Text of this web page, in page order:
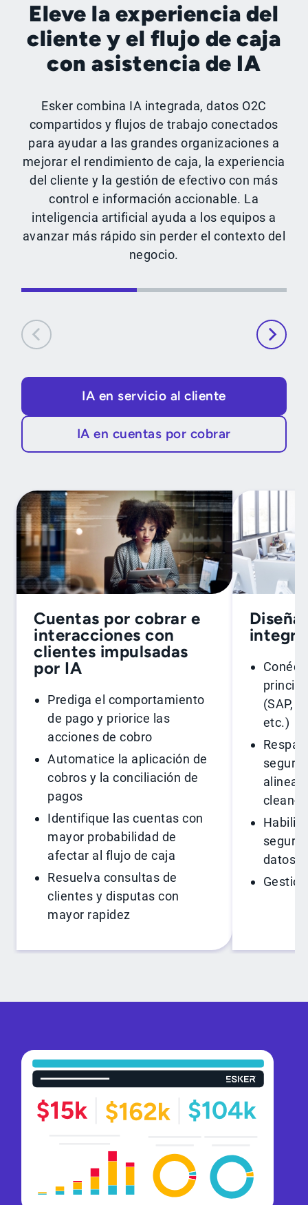
Eleve la experiencia del
cliente y el flujo de caja
con asistencia de IA
Esker combina IA integrada, datos O2C
compartidos y flujos de trabajo conectados
para ayudar a las grandes organizaciones a
mejorar el rendimiento de caja, la experiencia
del cliente y la gestión de efectivo con más
control e información accionable. La
inteligencia artificial ayuda a los equipos a
avanzar más rápido sin perder el contexto del
negocio.
IA en servicio al cliente
IA en cuentas por cobrar
Cuentas por cobrar e
interacciones con
clientes impulsadas
por IA
Prediga el comportamiento
de pago y priorice las
acciones de cobro
Automatice la aplicación de
cobros y la conciliación de
pagos
Identifique las cuentas con
mayor probabilidad de
afectar al flujo de caja
Resuelva consultas de
clientes y disputas con
mayor rapidez
(SAP,
etc.)
segura
clean-
datos